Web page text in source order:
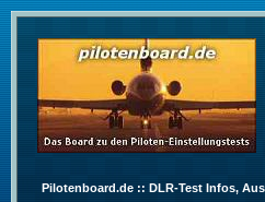
Pilotenboard.de :: DLR-Test Infos,